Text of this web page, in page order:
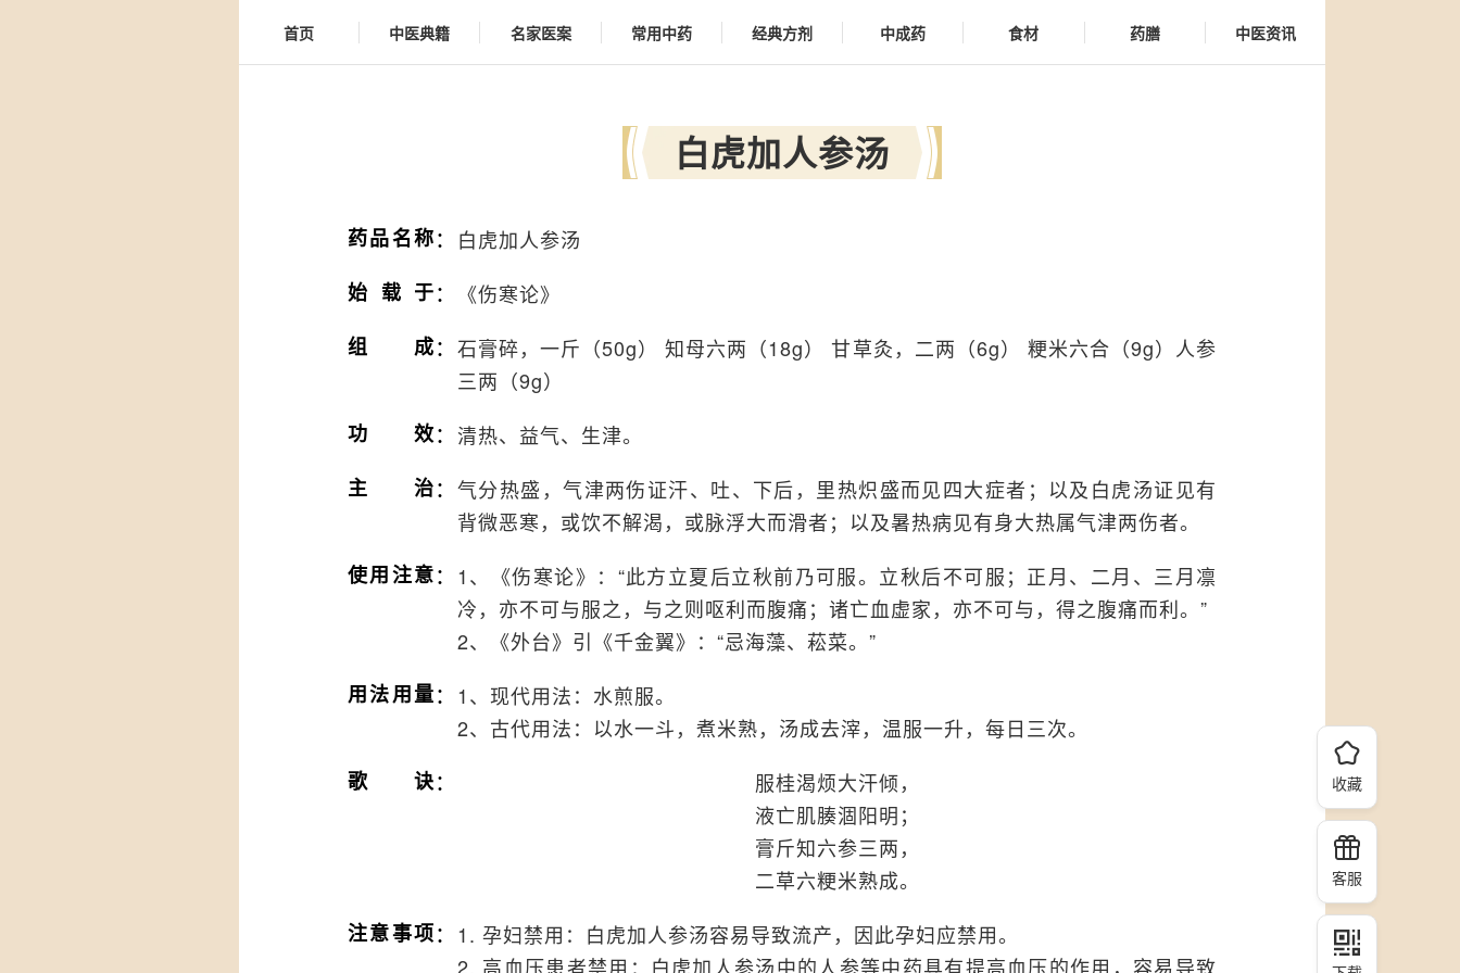
首页 中医典籍 名家医案 常用中药 经典方剂 中成药 食材 药膳 中医资讯
白虎加人参汤
药品名称：
白虎加人参汤
始载于：
《伤寒论》
组成： 石膏碎，一斤（50g） 知母六两（18g） 甘草灸，二两（6g） 粳米六合（9g）人参
三两（9g）
功效： 清热、益气、生津。
主治： 气分热盛，气津两伤证汗、吐、下后，里热炽盛而见四大症者；以及白虎汤证见有
背微恶寒，或饮不解渴，或脉浮大而滑者；以及暑热病见有身大热属气津两伤者。
使用注意： 1、《伤寒论》：“此方立夏后立秋前乃可服。立秋后不可服；正月、二月、三月凛
冷，亦不可与服之，与之则呕利而腹痛；诸亡血虚家，亦不可与，得之腹痛而利。”
2、《外台》引《千金翼》：“忌海藻、菘菜。”
用法用量： 1、现代用法：水煎服。
2、古代用法：以水一斗，煮米熟，汤成去滓，温服一升，每日三次。
歌诀：
服桂渴烦大汗倾，
液亡肌腠涸阳明；
膏斤知六参三两，
二草六粳米熟成。
注意事项： 1. 孕妇禁用：白虎加人参汤容易导致流产，因此孕妇应禁用。
2. 高血压患者禁用：白虎加人参汤中的人参等中药具有提高血压的作用，容易导致
收藏
客服